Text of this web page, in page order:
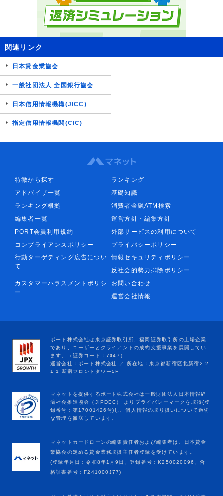
関連リンク
日本貸金業協会
一般社団法人 全国銀行協会
日本信用情報機構(JICC)
指定信用情報機関(CIC)
特徴から探す
ランキング
アドバイザ一覧
基礎知識
ランキング根拠
消費者金融ATM検索
編集者一覧
運営方針・編集方針
PORT会員利用規約
外部サービスの利用について
コンプライアンスポリシー
プライバシーポリシー
行動ターゲティング広告につい
て
情報セキュリティポリシー
反社会的勢力排除ポリシー
カスタマーハラスメントポリシ
ー
お問い合わせ
運営会社情報
マネットカードローンの編集責任者および編集者は、日本貸金
業協会の定める貸金業務取扱主任者登録を受けています。
(登録年月日：令和8年1月9日、登録番号：K250020096、合
格証書番号：F241000177)